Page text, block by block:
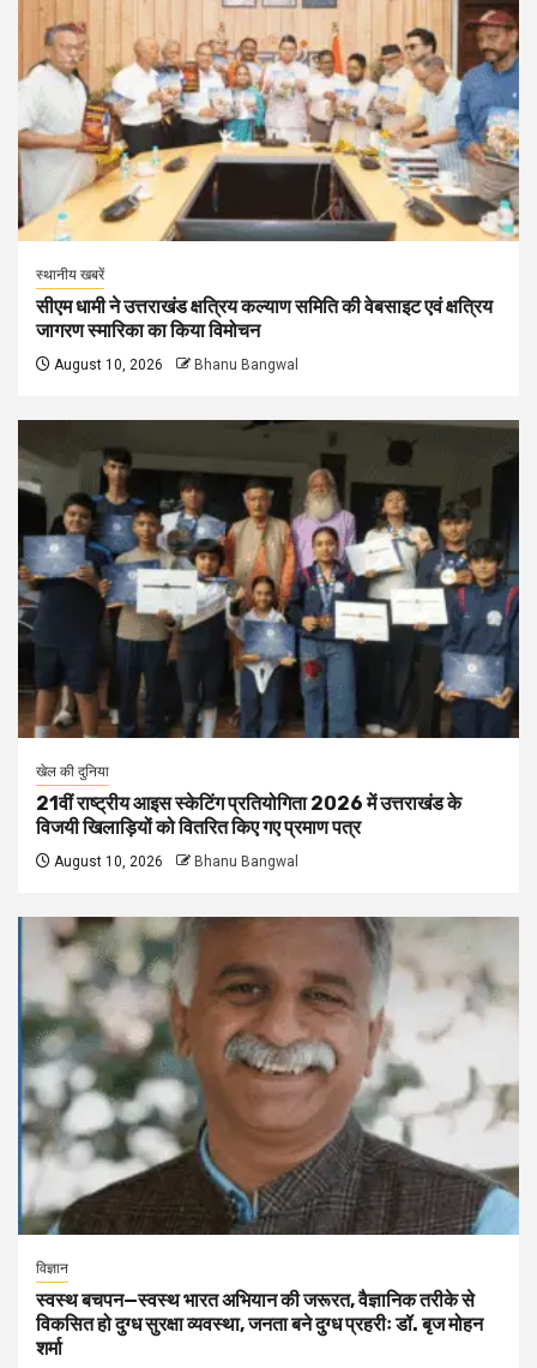
स्थानीय खबरें
सीएम धामी ने उत्तराखंड क्षत्रिय कल्याण समिति की वेबसाइट एवं क्षत्रिय
जागरण स्मारिका का किया विमोचन
August 10, 2026 Bhanu Bangwal
खेल की दुनिया
21वीं राष्ट्रीय आइस स्केटिंग प्रतियोगिता 2026 में उत्तराखंड के
विजयी खिलाड़ियों को वितरित किए गए प्रमाण पत्र
August 10, 2026 Bhanu Bangwal
विज्ञान
स्वस्थ बचपन—स्वस्थ भारत अभियान की जरूरत, वैज्ञानिक तरीके से
विकसित हो दुग्ध सुरक्षा व्यवस्था, जनता बने दुग्ध प्रहरीः डॉ. बृज मोहन
शर्मा